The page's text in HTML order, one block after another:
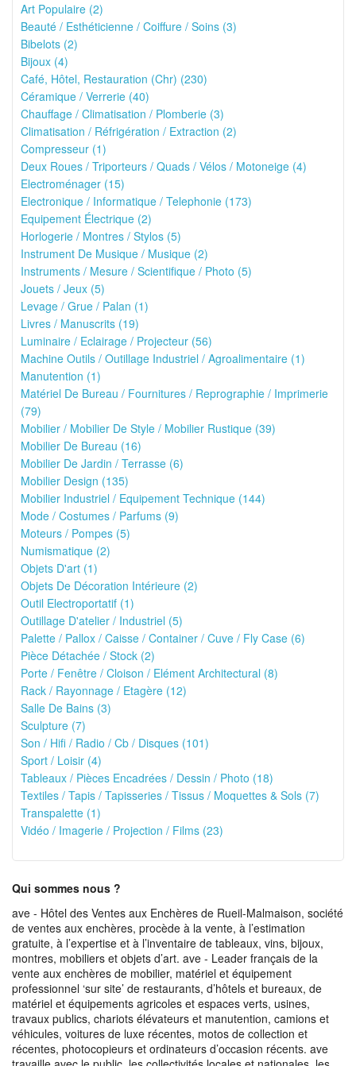
Art Populaire (2)
Beauté / Esthéticienne / Coiffure / Soins (3)
Bibelots (2)
Bijoux (4)
Café, Hôtel, Restauration (Chr) (230)
Céramique / Verrerie (40)
Chauffage / Climatisation / Plomberie (3)
Climatisation / Réfrigération / Extraction (2)
Compresseur (1)
Deux Roues / Triporteurs / Quads / Vélos / Motoneige (4)
Electroménager (15)
Electronique / Informatique / Telephonie (173)
Equipement Électrique (2)
Horlogerie / Montres / Stylos (5)
Instrument De Musique / Musique (2)
Instruments / Mesure / Scientifique / Photo (5)
Jouets / Jeux (5)
Levage / Grue / Palan (1)
Livres / Manuscrits (19)
Luminaire / Eclairage / Projecteur (56)
Machine Outils / Outillage Industriel / Agroalimentaire (1)
Manutention (1)
Matériel De Bureau / Fournitures / Reprographie / Imprimerie
(79)
Mobilier / Mobilier De Style / Mobilier Rustique (39)
Mobilier De Bureau (16)
Mobilier De Jardin / Terrasse (6)
Mobilier Design (135)
Mobilier Industriel / Equipement Technique (144)
Mode / Costumes / Parfums (9)
Moteurs / Pompes (5)
Numismatique (2)
Objets D'art (1)
Objets De Décoration Intérieure (2)
Outil Electroportatif (1)
Outillage D'atelier / Industriel (5)
Palette / Pallox / Caisse / Container / Cuve / Fly Case (6)
Pièce Détachée / Stock (2)
Porte / Fenêtre / Cloison / Elément Architectural (8)
Rack / Rayonnage / Etagère (12)
Salle De Bains (3)
Sculpture (7)
Son / Hifi / Radio / Cb / Disques (101)
Sport / Loisir (4)
Tableaux / Pièces Encadrées / Dessin / Photo (18)
Textiles / Tapis / Tapisseries / Tissus / Moquettes & Sols (7)
Transpalette (1)
Vidéo / Imagerie / Projection / Films (23)
Qui sommes nous ?
ave - Hôtel des Ventes aux Enchères de Rueil-Malmaison, société
de ventes aux enchères, procède à la vente, à l’estimation
gratuite, à l’expertise et à l’inventaire de tableaux, vins, bijoux,
montres, mobiliers et objets d’art. ave - Leader français de la
vente aux enchères de mobilier, matériel et équipement
professionnel ‘sur site’ de restaurants, d’hôtels et bureaux, de
matériel et équipements agricoles et espaces verts, usines,
travaux publics, chariots élévateurs et manutention, camions et
véhicules, voitures de luxe récentes, motos de collection et
récentes, photocopieurs et ordinateurs d’occasion récents. ave